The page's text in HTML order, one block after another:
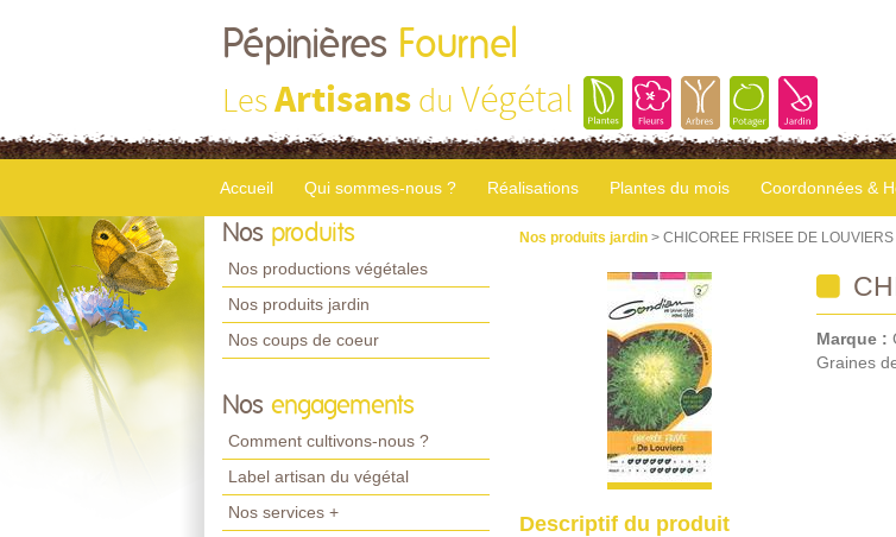
Pépinières Fournel
LesArtisans du Végétal
Accueil Qui sommes-nous ? Réalisations Plantes du mois Coordonnées &
Nos produits
Nos productions végétales
Nos produits jardin
Nos coups de coeur
Nos engagements
Comment cultivons-nous ?
Label artisan du végétal
Nos services +
Nos produits jardin > CHICOREE FRISEE DE LOUVIERS
Marque :
Graines
Descriptif du produit